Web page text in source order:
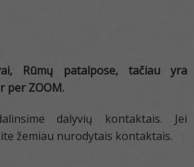
Rūmų patalpose, tačiau yra
per ZOOM.
dalyvių kontaktais. Jei
žemiau nurodytais kontaktais.